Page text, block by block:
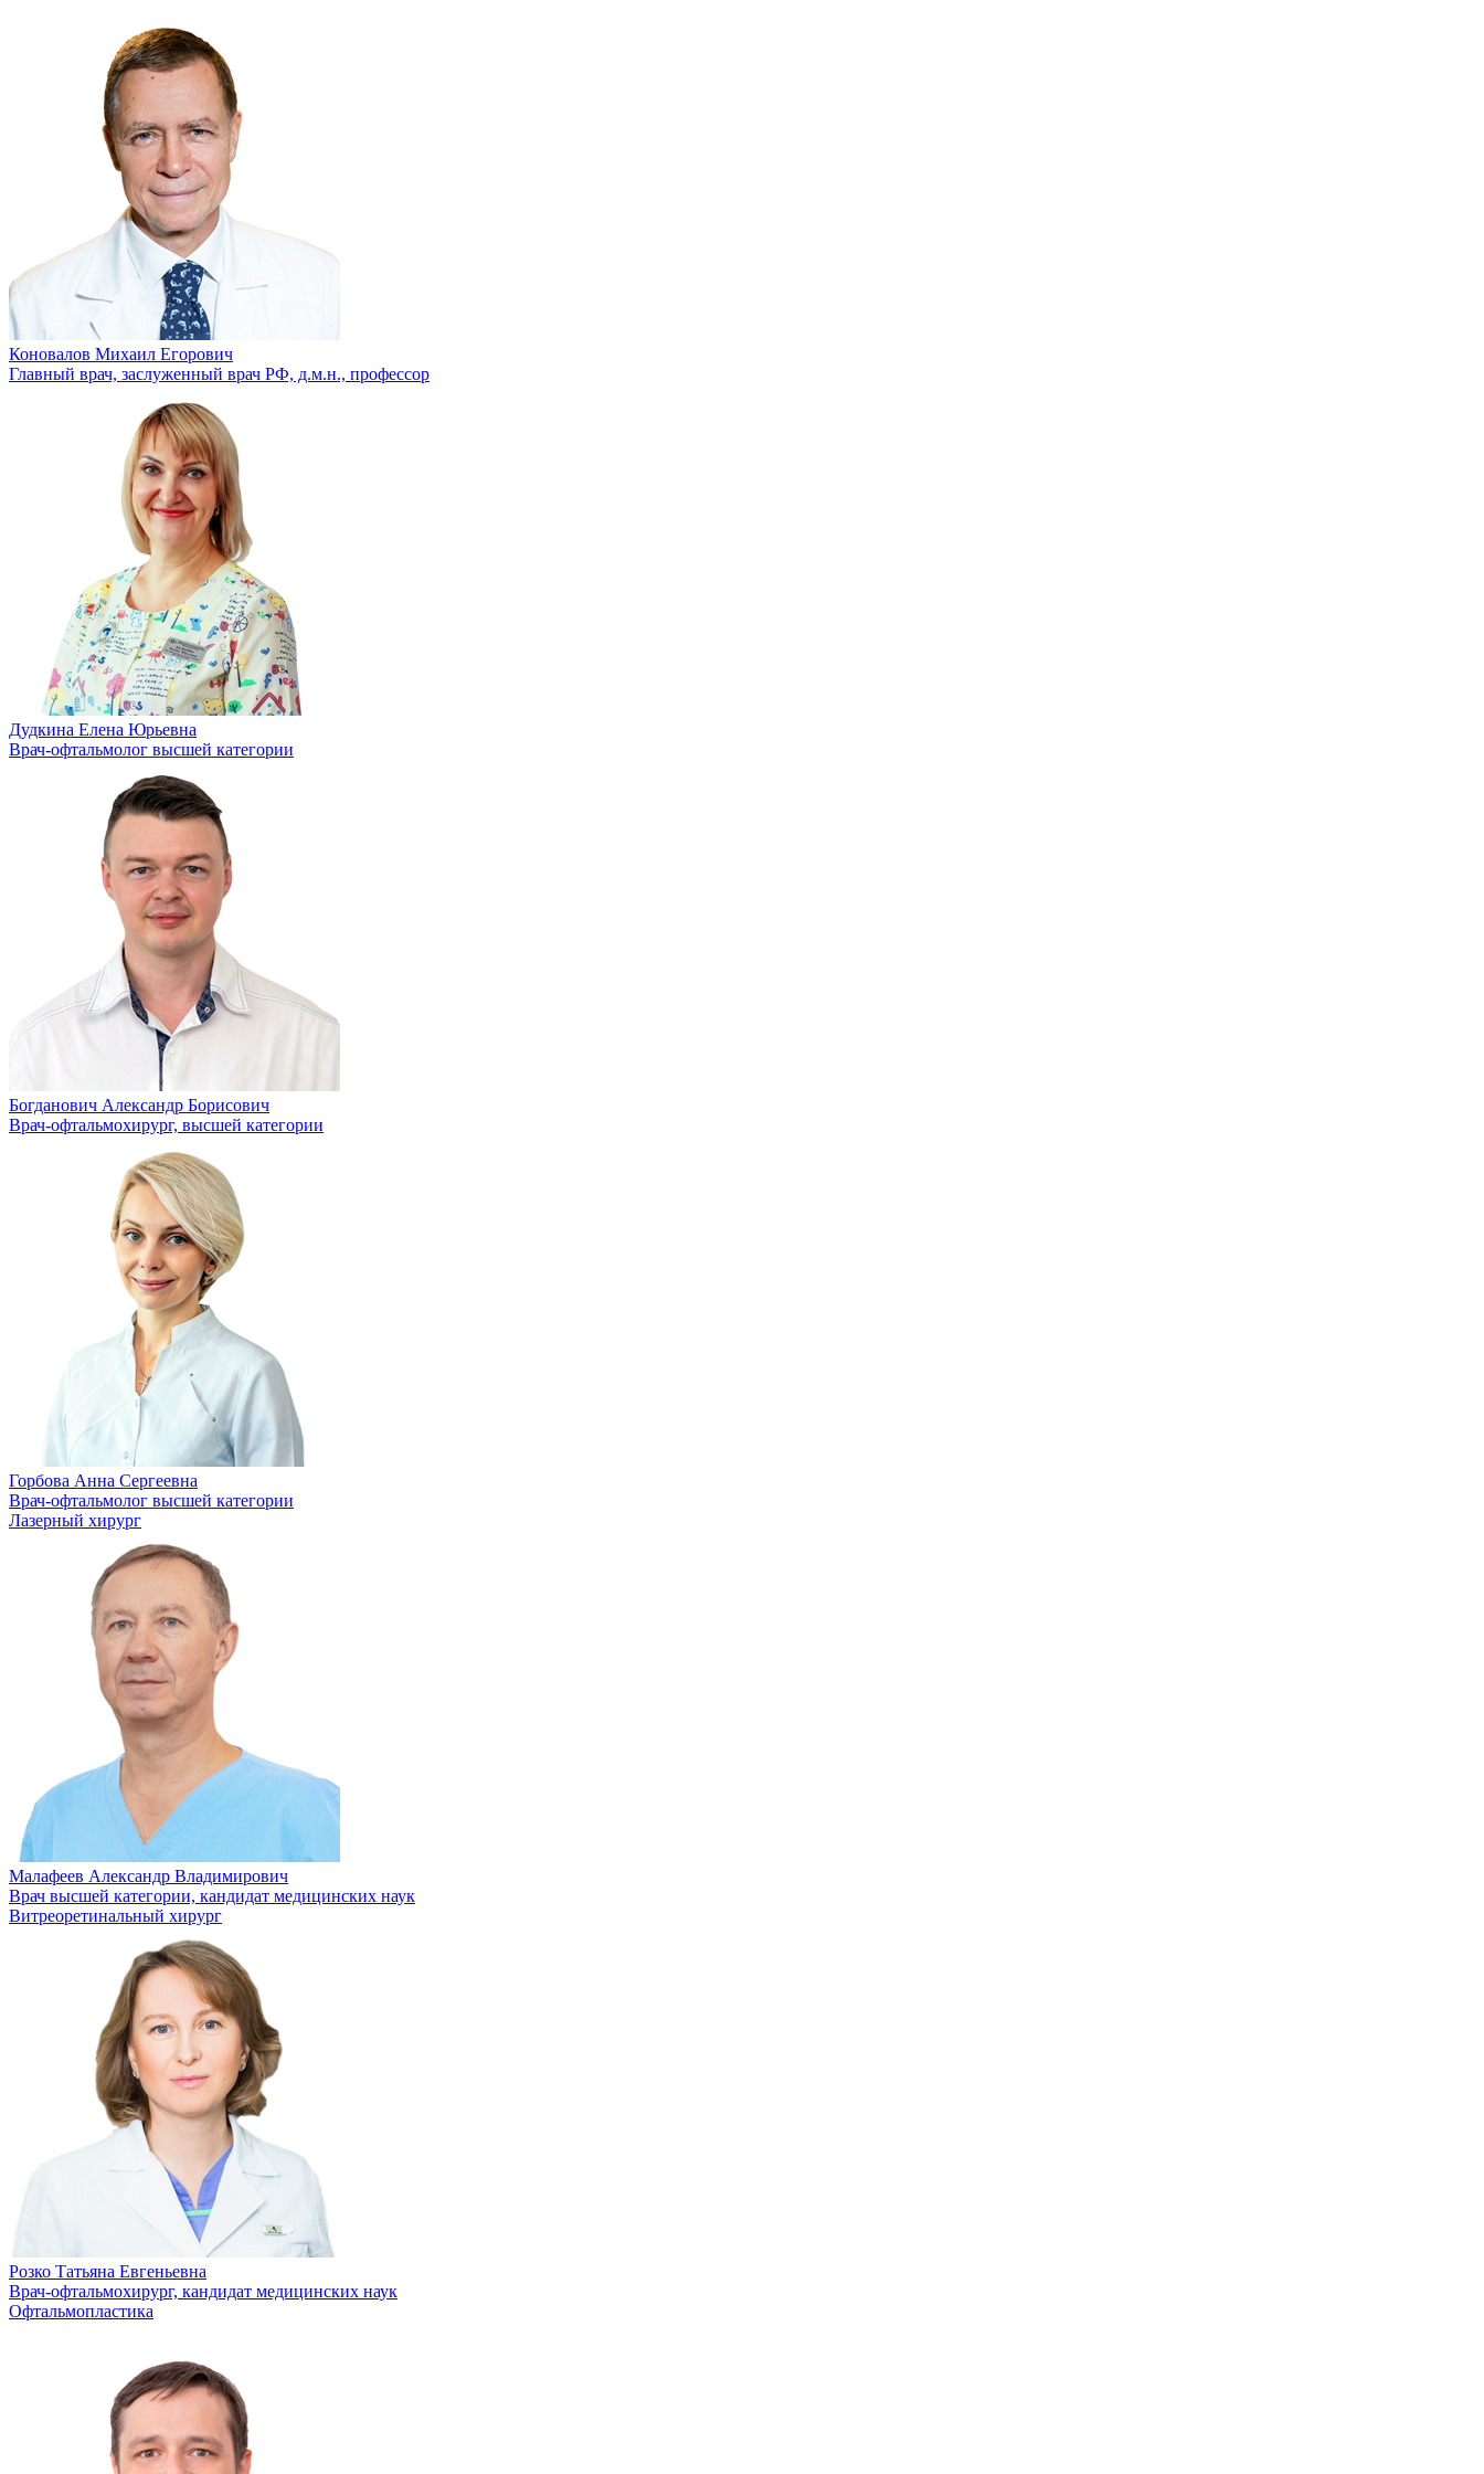
Коновалов Михаил Егорович
Главный врач, заслуженный врач РФ, д.м.н., профессор
Дудкина Елена Юрьевна
Врач-офтальмолог высшей категории
Богданович Александр Борисович
Врач-офтальмохирург, высшей категории
Горбова Анна Сергеевна
Врач-офтальмолог высшей категории
Лазерный хирург
Малафеев Александр Владимирович
Врач высшей категории, кандидат медицинских наук
Витреоретинальный хирург
Розко Татьяна Евгеньевна
Врач-офтальмохирург, кандидат медицинских наук
Офтальмопластика